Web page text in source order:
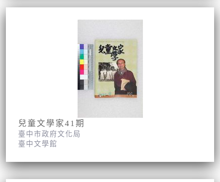
兒童文學家41期
臺中市政府文化局
臺中文學館